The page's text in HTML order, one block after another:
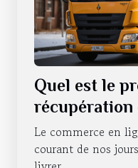
Quel est le
récupération
d'un relais
Le commerce en
courant de nos